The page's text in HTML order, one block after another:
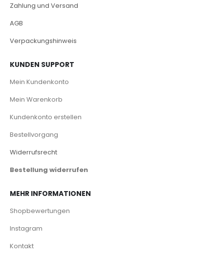
Zahlung und Versand
AGB
Verpackungshinweis
KUNDEN SUPPORT
Mein Kundenkonto
Mein Warenkorb
Kundenkonto erstellen
Bestellvorgang
Widerrufsrecht
Bestellung widerrufen
MEHR INFORMATIONEN
Shopbewertungen
Instagram
Kontakt